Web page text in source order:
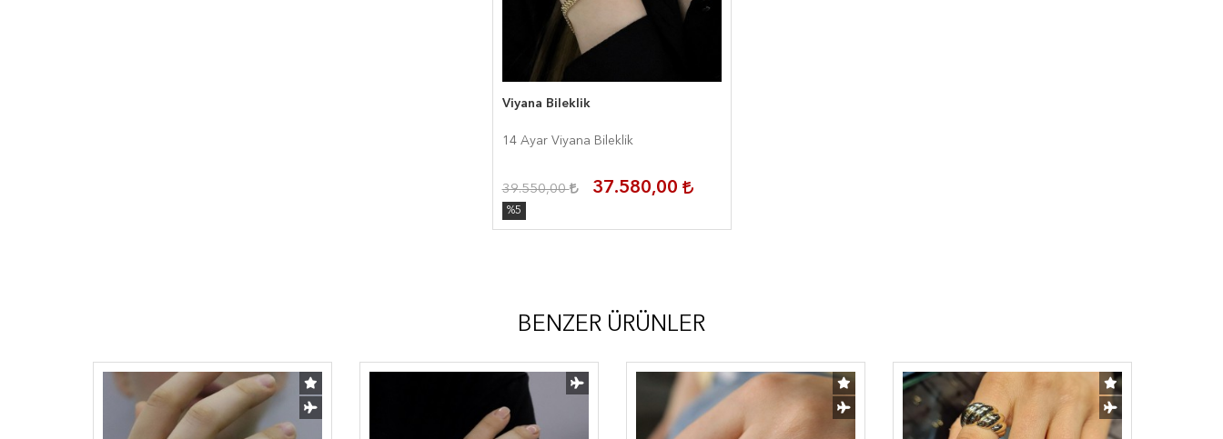
Viyana Bileklik
14 Ayar Viyana Bileklik
39.550,00 37.580,00
%5
BENZER ÜRÜNLER